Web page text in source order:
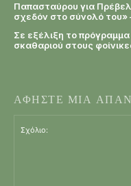
Παπασταύρου για
σχεδόν στο σύνολό
Σε εξέλιξη το
σκαθαριού στους
ΑΦΗΣΤΕ ΜΙΑ